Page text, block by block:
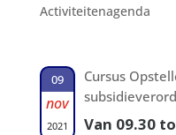
Activiteitenagenda
09
nov
2021
Cursus
Van 09.30